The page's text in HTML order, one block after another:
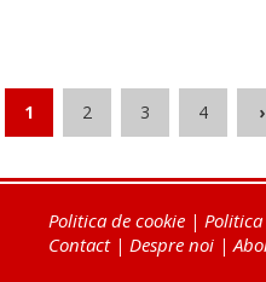
1 2 3 4 ›
Politica de cookie |
Contact| Despre noi |